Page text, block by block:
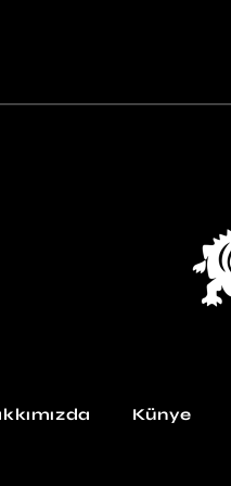
Künye